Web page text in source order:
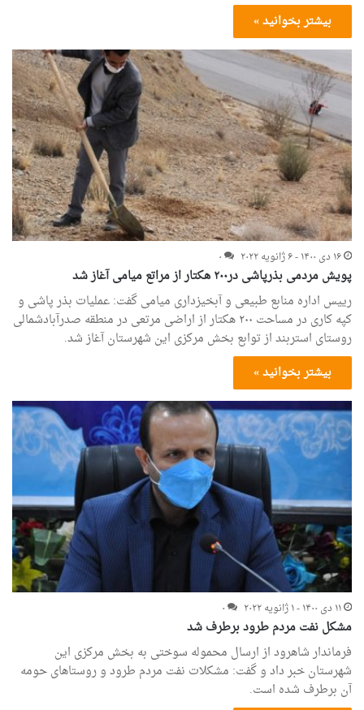
بیشتر بخوانید »
۱۶ دی ۱۴۰۰ - ۶ ژانویه ۲۰۲۲ ۰
پویش مردمی بذرپاشی در۲۰۰ هکتار از مراتع میامی آغاز شد
رییس اداره منابع طبیعی و آبخیزداری میامی گفت: عملیات بذر پاشی و
کپه کاری در مساحت ۲۰۰ هکتار از اراضی مرتعی در منطقه صدرآبادشمالی
روستای استربند از توابع بخش مرکزی این شهرستان آغاز شد.
بیشتر بخوانید »
۱۱ دی ۱۴۰۰ - ۱ ژانویه ۲۰۲۲ ۰
مشکل نفت مردم طرود برطرف شد
فرماندار شاهرود از ارسال محموله سوختی به بخش مرکزی این
شهرستان خبر داد و گفت: مشکلات نفت مردم طرود و روستاهای حومه
آن برطرف شده است.